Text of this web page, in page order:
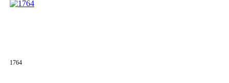
1764